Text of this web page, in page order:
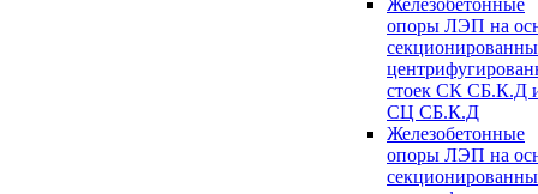
Железобетонные
опоры ЛЭП на
стоек СК СБ.К.Д
СЦ СБ.К.Д
Железобетонные
опоры ЛЭП на